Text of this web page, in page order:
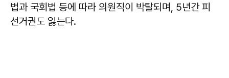
법과 국회법 등에 따라 의원직이 박탈되며, 5년간 피
선거권도 잃는다.